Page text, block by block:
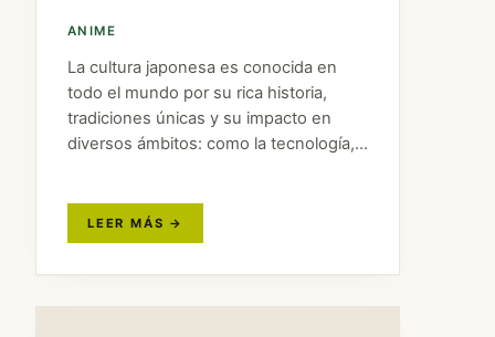
ANIME
La cultura japonesa es conocida en
todo el mundo por su rica historia,
tradiciones únicas y su impacto en
diversos ámbitos: como la tecnología,
descubrimiento mientras exploramos
doce…